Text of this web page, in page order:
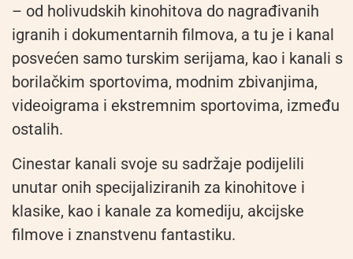
– od holivudskih kinohitova do nagrađivanih
igranih i dokumentarnih filmova, a tu je i kanal
posvećen samo turskim serijama, kao i kanali s
borilačkim sportovima, modnim zbivanjima,
videoigrama i ekstremnim sportovima, između
ostalih.
Cinestar kanali svoje su sadržaje podijelili
unutar onih specijaliziranih za kinohitove i
klasike, kao i kanale za komediju, akcijske
filmove i znanstvenu fantastiku.